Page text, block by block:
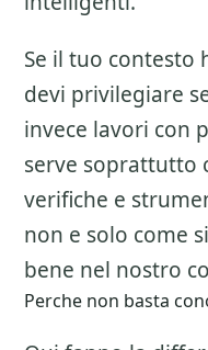
Se il tuo contesto
devi privilegiare
invece lavori con
serve soprattutto
verifiche e
non e solo come
bene nel nostro
Perche non basta